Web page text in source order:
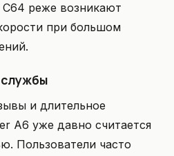
реже возникают
при большом
и длительное
A6 уже давно считается
Пользователи часто